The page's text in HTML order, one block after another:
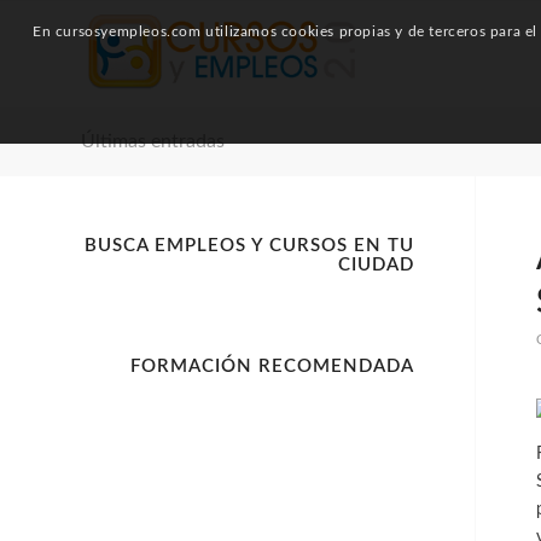
Últimas entradas
BUSCA EMPLEOS Y CURSOS EN TU
CIUDAD
FORMACIÓN RECOMENDADA
En cursosyempleos.com utilizamos cookies propias y de terceros para